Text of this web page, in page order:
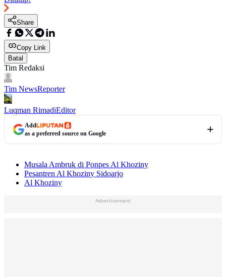
Share
Copy Link
Batal
Tim Redaksi
Tim NewsReporter
Luqman RimadiEditor
Add
as a preferred source on Google
Musala Ambruk di Ponpes Al Khoziny
Pesantren Al Khoziny Sidoarjo
Al Khoziny
Advertisement